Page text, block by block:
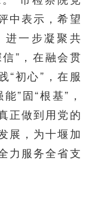
中表示，希望
进一步凝聚共
”，在融会贯
“初心”，在服
”固“根基”，
正做到用党的
展，为十堰加
力服务全省支